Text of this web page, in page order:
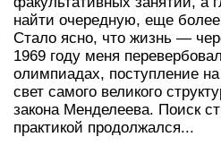
найти очередную, еще
Стало ясно, что жизнь —
1969 году меня
олимпиадах, поступление
свет самого великого
закона Менделеева. Поиск
практикой продолжался...